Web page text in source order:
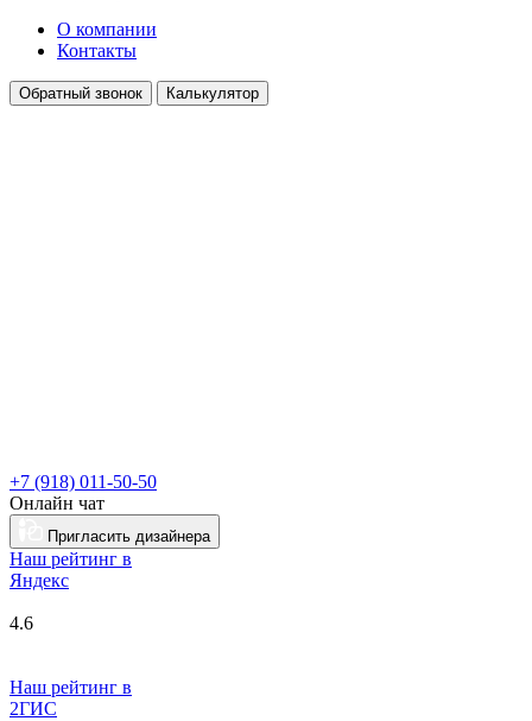
О компании
Контакты
Обратный звонок Калькулятор
+7 (918) 011-50-50
Онлайн чат
Пригласить дизайнера
Наш рейтинг в
Яндекс
4.6
Наш рейтинг в
2ГИС